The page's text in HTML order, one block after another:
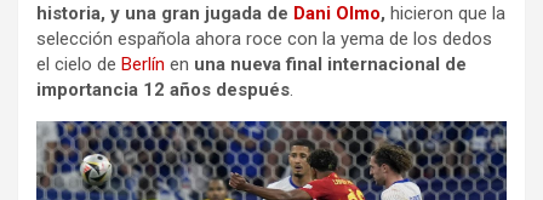
historia, y una gran jugada de Dani Olmo, hicieron que la
selección española ahora roce con la yema de los dedos
el cielo de Berlín en una nueva final internacional de
importancia 12 años después.